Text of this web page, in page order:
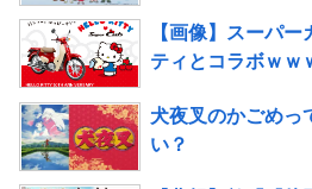
【画像】スーパ
ティとコラボｗｗ
犬夜叉のかごめっ
い？